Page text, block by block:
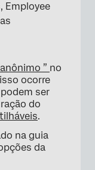
Employee
” no
ocorre
ser
do
.
na guia
da